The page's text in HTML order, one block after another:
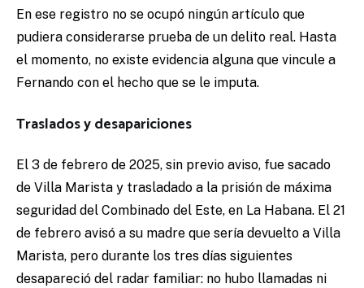
En ese registro no se ocupó ningún artículo que
pudiera considerarse prueba de un delito real. Hasta
el momento, no existe evidencia alguna que vincule a
Fernando con el hecho que se le imputa.
Traslados y desapariciones
El 3 de febrero de 2025, sin previo aviso, fue sacado
de Villa Marista y trasladado a la prisión de máxima
seguridad del Combinado del Este, en La Habana. El 21
de febrero avisó a su madre que sería devuelto a Villa
Marista, pero durante los tres días siguientes
desapareció del radar familiar: no hubo llamadas ni